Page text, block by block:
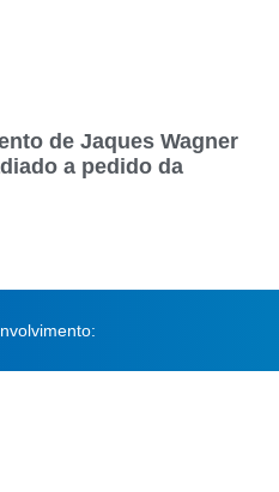
de Jaques Wagner
a pedido da